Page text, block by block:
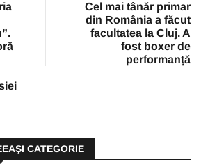
Cel mai tânăr primar
din România a făcut
facultatea la Cluj. A
fost boxer de
performanță
CATEGORIE